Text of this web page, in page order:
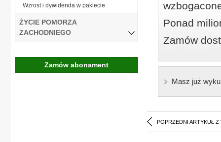
Ponad
Zamów
Masz już
POPRZEDNI ARTYKUŁ Z
Wzrost i dywidenda w pakiecie
ŻYCIE POMORZA
ZACHODNIEGO
Zamów abonament